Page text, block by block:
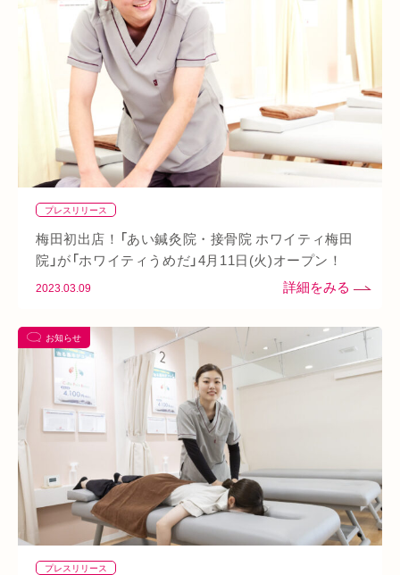
あいSHOP 膝 矯正
対応できる症状 上本町 土・祝営業
ふくらはぎ ストレス 腱鞘炎 腕
シワ・シミ・たるみ 手首 谷9 寒暖差 梅雨
四十肩 五十肩 代謝 めまい 眼精疲労 スマホ首
美肌 自律神経失調症 寝違え ぎっくり腰
熱中症 夏バテ
こむら返り ストレートネック 酵素ドリンク
ファスティング 土・日・祝営業 筋緊張
ばね指 小顔 乾燥肌 日焼け 地下街 本町
阪急桂駅 天満橋 頸椎椎間板ヘルニア
整骨院 好転反応 脱水症状
なんばウォーク イオンタウン小阪
駅構内 八戸ノ里駅 呼吸
プレスリリース
梅田初出店！「あい鍼灸院・接骨院 ホワイティ梅田
院」が「ホワイティうめだ」4月11日(火)オープン！
2023.03.09
お知らせ
プレスリリース